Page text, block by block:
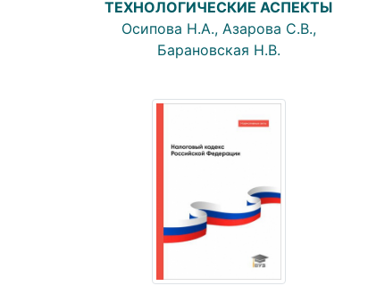
ТЕХНОЛОГИЧЕСКИЕ АСПЕКТЫ
Осипова Н.А., Азарова С.В.,
Барановская Н.В.